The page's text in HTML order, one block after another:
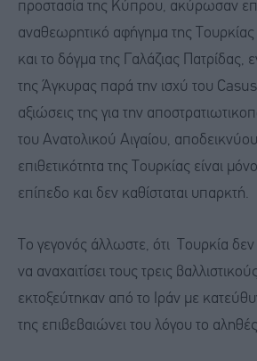
προστασία της Κύπρου, ακύρωσαν
αναθεωρητικό αφήγημα της Τουρκίας
και το δόγμα της Γαλάζιας Πατρίδας,
της Άγκυρας παρά την ισχύ του Casus
αξιώσεις της για την
του Ανατολικού Αιγαίου,
επιθετικότητα της Τουρκίας είναι
επίπεδο και δεν καθίσταται υπαρκτή.
Το γεγονός άλλωστε, ότι Τουρκία δεν
να αναχαιτίσει τους τρεις
εκτοξεύτηκαν από το Ιράν με
της επιβεβαιώνει του λόγου το